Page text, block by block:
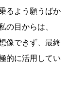
るよう願うばか
の目からは、
像できず、最終
的に活用してい